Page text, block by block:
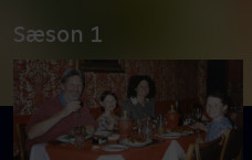
Sæson 1